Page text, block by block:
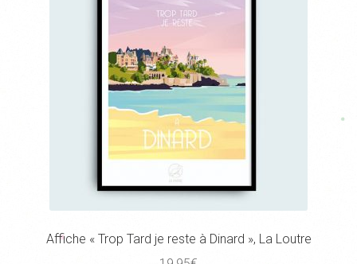
Affiche « Trop Tard je reste à Dinard », La Loutre